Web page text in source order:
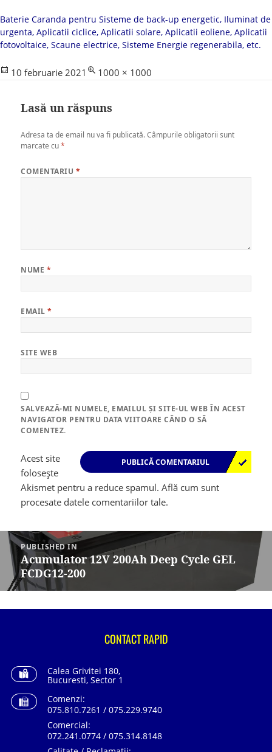
Baterie Caranda pentru Sisteme de back-up energetic, Iluminat de
urgenta, Aplicatii ciclice, Aplicatii solare, Aplicatii eoliene, Aplicatii
fotovoltaice, Scaune electrice, Sisteme Energie regenerabila, etc.
Posted
10 februarie 2021
Full
1000 × 1000
Lasă un răspuns
Adresa ta de email nu va fi publicată. Câmpurile obligatorii sunt
marcate cu*
COMENTARIU *
NUME *
EMAIL*
SITE WEB
SALVEAZĂ-MI NUMELE, EMAILUL ȘI SITE-UL WEB ÎN ACEST
NAVIGATOR PENTRU DATA VIITOARE CÂND O SĂ
COMENTEZ.
Acest site
folosește
Akismet pentru a reduce spamul.Află cum sunt
procesate datele comentariilor tale.
Navigare
articole
PUBLISHED IN
Acumulator 12V 200Ah Deep Cycle GEL
FCDG12-200
CONTACT RAPID
Calea Grivitei 180,
Bucuresti, Sector 1
Comenzi:
075.810.7261 / 075.229.9740
Comercial:
072.241.0774 / 075.314.8148